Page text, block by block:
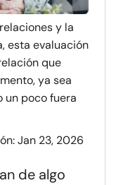
y la
esta evaluación
que
ya sea
un poco fuera
Jan 23, 2026
de algo